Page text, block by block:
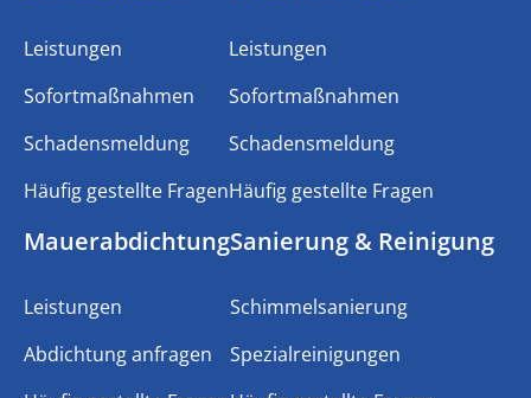
Leistungen
Sofortmaßnahmen
Schadensmeldung
Häufig gestellte Fragen
Leistungen
Sofortmaßnahmen
Schadensmeldung
Häufig gestellte Fragen
Mauerabdichtung
Leistungen
Abdichtung anfragen
Sanierung & Reinigung
Schimmelsanierung
Spezialreinigungen